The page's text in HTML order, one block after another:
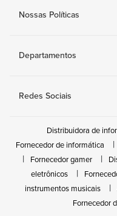
Nossas Políticas
Departamentos
Redes Sociais
Distribuidora de
Fornecedor de informática
Fornecedor gamer
eletrônicos
instrumentos musicais
Fornecedor